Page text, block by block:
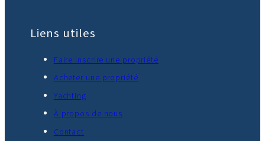
Liens utiles
Faire inscrire une propriété
Acheter une propriété
Yachting
À propos de nous
Contact